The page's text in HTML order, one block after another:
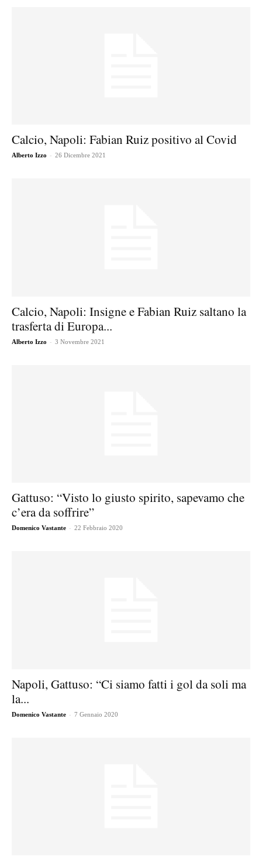
Calcio, Napoli: Fabian Ruiz positivo al Covid
Alberto Izzo - 26 Dicembre 2021
Calcio, Napoli: Insigne e Fabian Ruiz saltano la
trasferta di Europa...
Alberto Izzo - 3 Novembre 2021
Gattuso: “Visto lo giusto spirito, sapevamo che
c’era da soffrire”
Domenico Vastante - 22 Febbraio 2020
Napoli, Gattuso: “Ci siamo fatti i gol da soli ma
la...
Domenico Vastante - 7 Gennaio 2020